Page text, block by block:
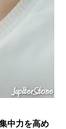
中力を高め